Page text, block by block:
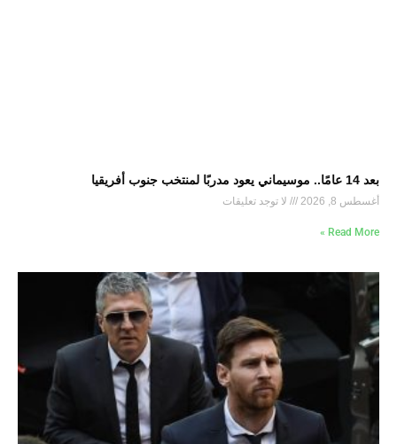
بعد 14 عامًا.. موسيماني يعود مدربًا لمنتخب جنوب أفريقيا
أغسطس 8, 2026 لا توجد تعليقات
Read More »